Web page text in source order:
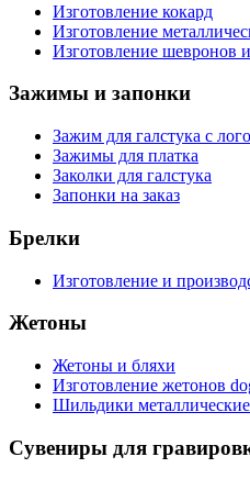
Изготовление кокард
Изготовление
Изготовление шевронов
Зажимы и запонки
Зажим для галстука с
Зажимы для платка
Заколки для галстука
Запонки на заказ
Брелки
Изготовление и
Жетоны
Жетоны и бляхи
Изготовление жетонов
Шильдики металлические
Сувениры для